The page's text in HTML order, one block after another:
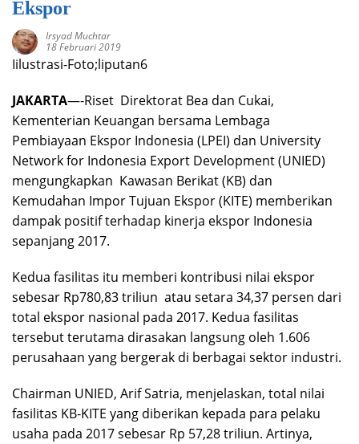
Ekspor
Irsyad Muchtar
18 Februari 2019
Iilustrasi-Foto;liputan6
JAKARTA—-Riset Direktorat Bea dan Cukai,
Kementerian Keuangan bersama Lembaga
Pembiayaan Ekspor Indonesia (LPEI) dan University
Network for Indonesia Export Development (UNIED)
mengungkapkan Kawasan Berikat (KB) dan
Kemudahan Impor Tujuan Ekspor (KITE) memberikan
dampak positif terhadap kinerja ekspor Indonesia
sepanjang 2017.
Kedua fasilitas itu memberi kontribusi nilai ekspor
sebesar Rp780,83 triliun atau setara 34,37 persen dari
total ekspor nasional pada 2017. Kedua fasilitas
tersebut terutama dirasakan langsung oleh 1.606
perusahaan yang bergerak di berbagai sektor industri.
Chairman UNIED, Arif Satria, menjelaskan, total nilai
fasilitas KB-KITE yang diberikan kepada para pelaku
usaha pada 2017 sebesar Rp 57,28 triliun. Artinya,